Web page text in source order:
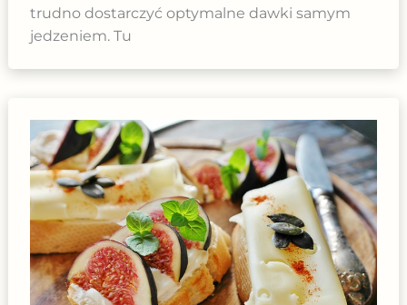
trudno dostarczyć optymalne dawki samym
jedzeniem. Tu